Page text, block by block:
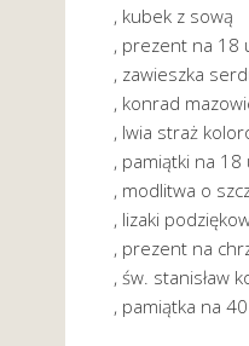
, kubek z sową
, prezent na 18
, zawieszka
, konrad
, lwia straż
, pamiątki na
, modlitwa o
, lizaki
, prezent na
, św. stanisław
, pamiątka na